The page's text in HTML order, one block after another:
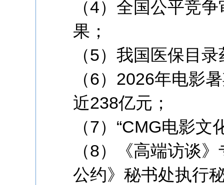
（4）全国公平竞
果；
（5）我国医保目
（6）2026年电影
近238亿元；
（7）“CMG电影文
（8）《高端访谈
公约》秘书处执行